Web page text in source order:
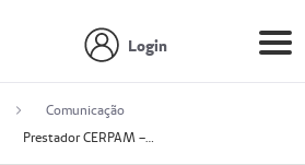
Login
Comunicação
Prestador CERPAM – Centro de Reabilitação S/S Ltda-ME (52004274-8)